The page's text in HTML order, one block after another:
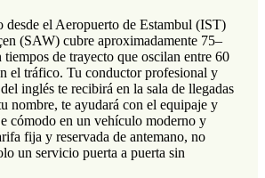
desde el Aeropuerto de Estambul (IST)
(SAW) cubre aproximadamente 75–
de trayecto que oscilan entre 60
el tráfico. Tu conductor profesional y
inglés te recibirá en la sala de llegadas
nombre, te ayudará con el equipaje y
cómodo en un vehículo moderno y
fija y reservada de antemano, no
un servicio puerta a puerta sin